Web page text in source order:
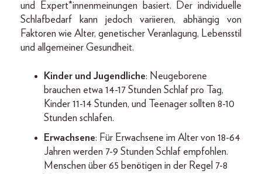
und Expert*innenmeinungen basiert. Der individuelle
Schlafbedarf kann jedoch variieren, abhängig von
Faktoren wie Alter, genetischer Veranlagung, Lebensstil
und allgemeiner Gesundheit.
Kinder und Jugendliche: Neugeborene
brauchen etwa 14-17 Stunden Schlaf pro Tag,
Kinder 11-14 Stunden, und Teenager sollten 8-10
Stunden schlafen.
Erwachsene: Für Erwachsene im Alter von 18-64
Jahren werden 7-9 Stunden Schlaf empfohlen.
Menschen über 65 benötigen in der Regel 7-8